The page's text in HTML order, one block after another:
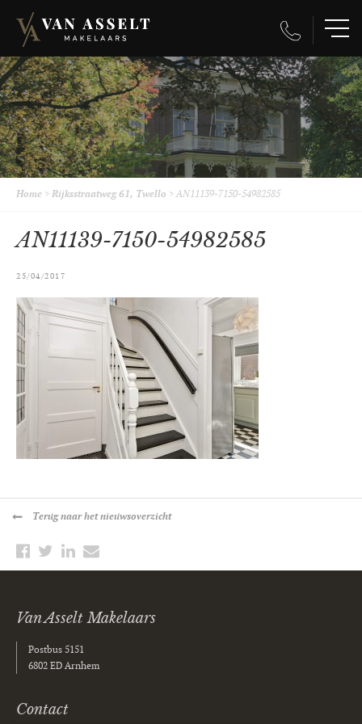
Home > Rijksstraatweg 61, Twello >AN11139-7150-54982585
AN11139-7150-54982585
25/04/2017
Terugnaar het nieuwsoverzicht
Van Asselt Makelaars
Postbus 5151
6802 ED Arnhem
Contact